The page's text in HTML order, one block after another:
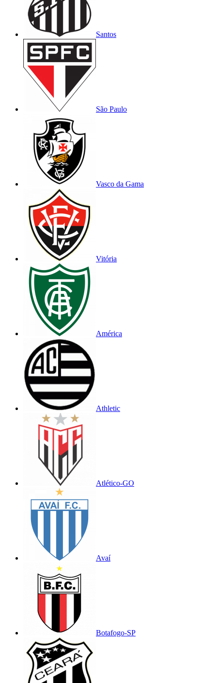
Santos
São Paulo
Vasco da Gama
Vitória
América
Athletic
Atlético-GO
Avaí
Botafogo-SP